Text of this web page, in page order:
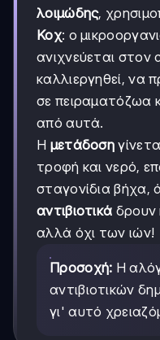
λοιμώδης,
Κοχ: ο
ανιχνεύεται στον
καλλιεργηθεί, να
σε πειραματόζωα
από αυτά.
Η μετάδοση
τροφή και νερό,
σταγονίδια βήχα,
αντιβιοτικά δρουν
αλλά όχι των ιών!
Προσοχή: Η
αντιβιοτικών
γι' αυτό